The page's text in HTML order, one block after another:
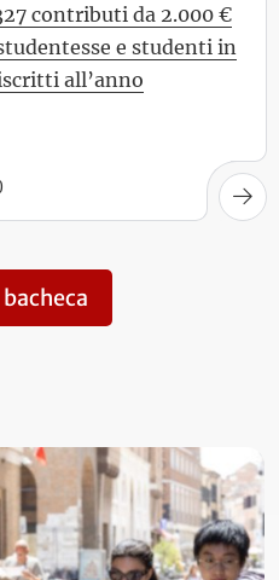
contributi da 2.000 €
e studenti in
all’anno